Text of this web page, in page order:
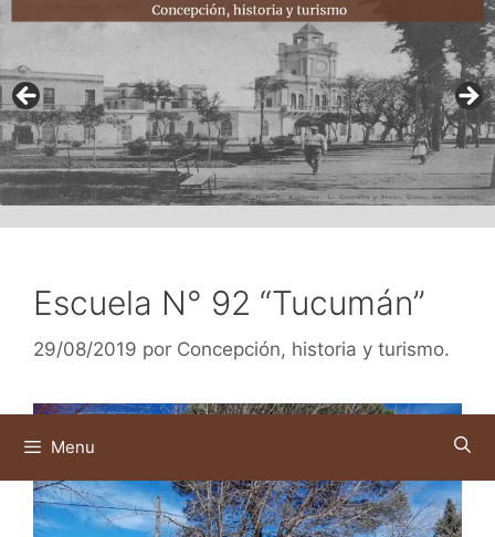
Menu
Escuela N° 92 “Tucumán”
29/08/2019 por Concepción, historia y turismo.